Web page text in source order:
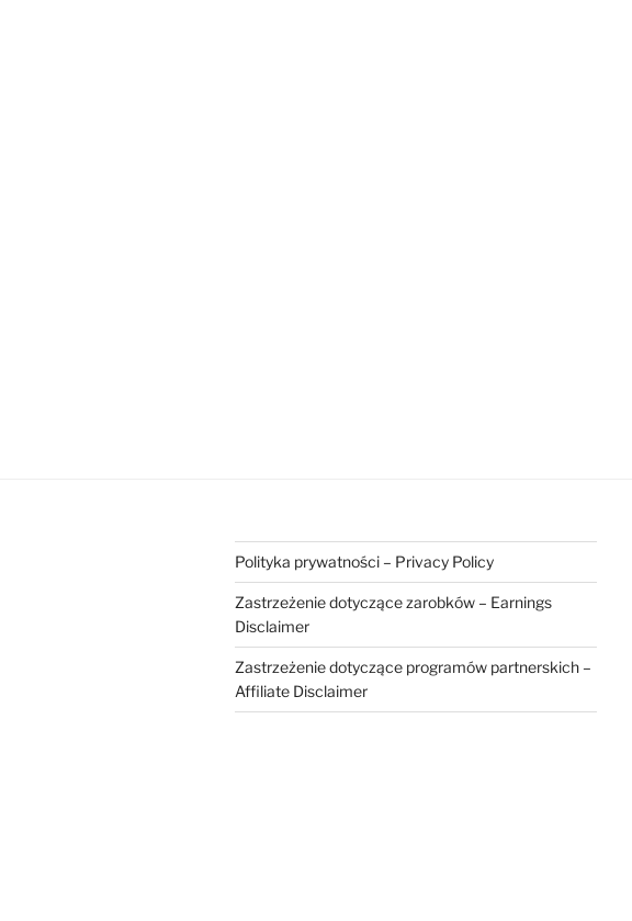
Polityka prywatności – Privacy Policy
Zastrzeżenie dotyczące zarobków – Earnings
Disclaimer
Zastrzeżenie dotyczące programów partnerskich –
Affiliate Disclaimer